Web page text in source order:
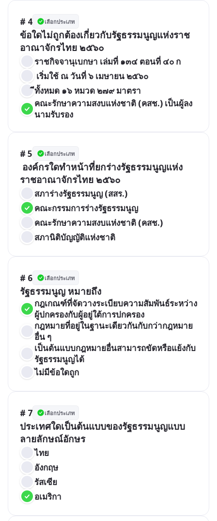
# 4 เลือกประเภท
ข้อใดไม่ถูกต้องเกี่ยวกับรัฐธรรมนูญแห่งราช
อาณาจักรไทย ๒๕๖๐
ราชกิจจานุเบกษา เล่มที่ ๑๓๔ ตอนที่ ๔๐ ก
เริ่มใช้ ณ วันที่ ๖ เมษายน ๒๕๖๐
ีทั้งหมด ๑๖ หมวด ๒๗๙ มาตรา
คณะรักษาความสงบแห่งชาติ (คสช.) เป็นผู้ลง
นามรับรอง
# 5 เลือกประเภท
ราชอาณาจักรไทย ๒๕๖๐
สภาร่างรัฐธรรมนูญ (สสร.)
คณะกรรมการร่างรัฐธรรมนูญ
คณะรักษาความสงบแห่งชาติ (คสช.)
สภานิติบัญญัติแห่งชาติ
# 6 เลือกประเภท
รัฐธรรมนูญ หมายถึง
กฎเกณฑ์ที่จัดวางระเบียบความสัมพันธ์ระหว่าง
ผู้ปกครองกับผู้อยู่ใต้การปกครอง
กฎหมายที่อยู่ในฐานะเดียวกันกับกว่ากฎหมาย
อื่น ๆ
เป็นต้นแบบกฎหมายอื่นสามารถขัดหรือแย้งกับ
รัฐธรรมนูญได้
ไม่มีข้อใดถูก
# 7 เลือกประเภท
ประเทศใดเป็นต้นแบบของรัฐธรรมนูญแบบ
ลายลักษณ์อักษร
ไทย
อังกฤษ
รัสเซีย
อเมริกา